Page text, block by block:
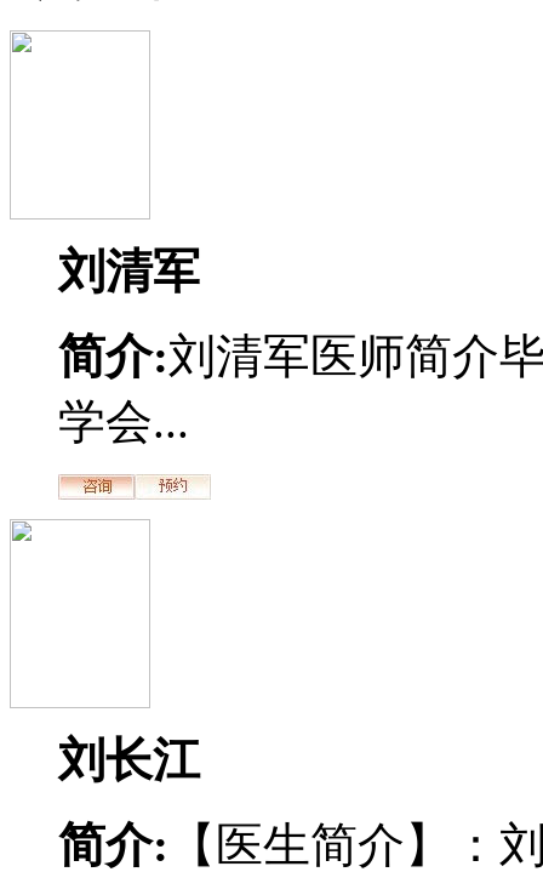
刘清军
简介:刘清军医师简介
学会...
刘长江
简介: 【医生简介】：